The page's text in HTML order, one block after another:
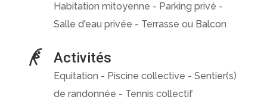
Habitation mitoyenne - Parking privé -
Salle d'eau privée - Terrasse ou Balcon
Activités
Equitation - Piscine collective - Sentier(s)
de randonnée - Tennis collectif